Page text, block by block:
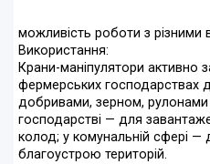
можливість роботи з різними
Використання:
Крани-маніпулятори активно
фермерських господарствах
добривами, зерном, рулонами
господарстві — для
колод; у комунальній сфері —
благоустрою територій.